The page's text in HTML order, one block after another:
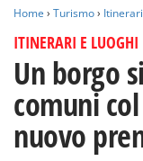
Home › Turismo›
ITINERARI E LUOGHI
Un borgo
comuni
nuovo